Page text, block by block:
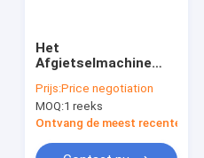
Het
Afgietselmachine
Automatische
Injectie, het Grote
Injectie het Vormen
Werken
Prijs:Price negotiation
MOQ:1 reeks
Ontvang de meest recente